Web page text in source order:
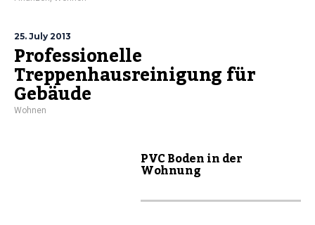
25. July 2013
Professionelle
Treppenhausreinigung für
Gebäude
Wohnen
PVC Boden in der
Wohnung